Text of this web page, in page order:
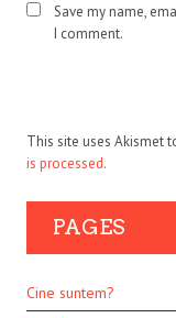
Save my name,
I comment.
This site uses Akismet
is processed.
PAGES
Cine suntem?